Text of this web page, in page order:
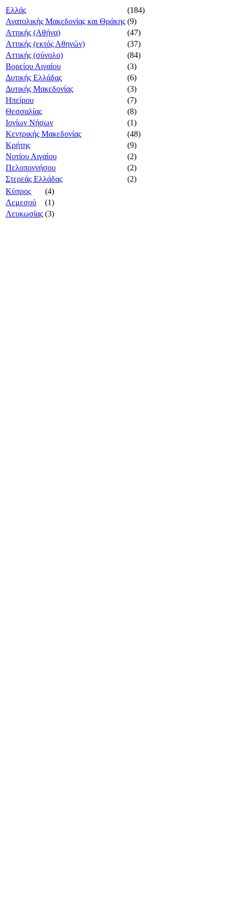
Ελλάς
(184)
Ανατολικής Μακεδονίας και Θράκης (9)
Αττικής (Αθήνα)
(47)
Αττικής (εκτός Αθηνών)
(37)
Αττικής (σύνολο)
(84)
Βορείου Αιγαίου
(3)
Δυτικής Ελλάδας
(6)
Δυτικής Μακεδονίας
(3)
Ηπείρου
(7)
Θεσσαλίας
(8)
Ιονίων Νήσων
(1)
Κεντρικής Μακεδονίας
(48)
Κρήτης
(9)
Νοτίου Αιγαίου
(2)
Πελοποννήσου
(2)
Στερεάς Ελλάδας
(2)
Κύπρος
(4)
Λεμεσού
(1)
Λευκωσίας (3)